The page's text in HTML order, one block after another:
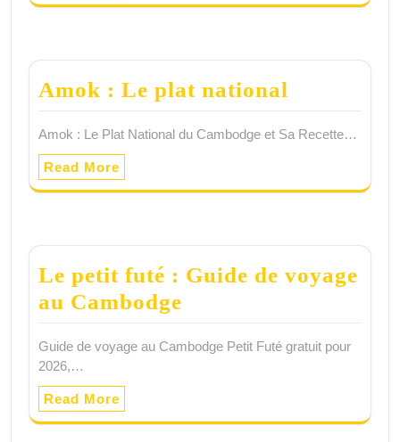
Amok : Le plat national
Amok : Le Plat National du Cambodge et Sa Recette…
Read More
Le petit futé : Guide de voyage
au Cambodge
Guide de voyage au Cambodge Petit Futé gratuit pour
2026,…
Read More